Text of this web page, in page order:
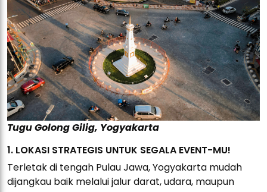
Tugu Golong Gilig, Yogyakarta
1. LOKASI STRATEGIS UNTUK SEGALA EVENT-MU!
Terletak di tengah Pulau Jawa, Yogyakarta mudah
dijangkau baik melalui jalur darat, udara, maupun